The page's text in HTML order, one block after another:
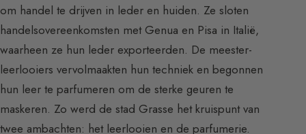
om handel te drijven in leder en huiden. Ze sloten
handelsovereenkomsten met Genua en Pisa in Italië,
waarheen ze hun leder exporteerden. De meester-
leerlooiers vervolmaakten hun techniek en begonnen
hun leer te parfumeren om de sterke geuren te
maskeren. Zo werd de stad Grasse het kruispunt van
twee ambachten: het leerlooien en de parfumerie.